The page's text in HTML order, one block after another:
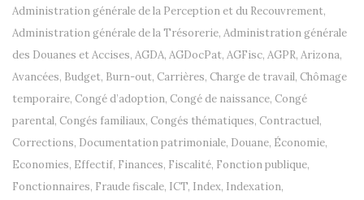
Administration générale de la Perception et du Recouvrement,
Administration générale de la Trésorerie, Administration générale
des Douanes et Accises, AGDA, AGDocPat, AGFisc, AGPR, Arizona,
Avancées, Budget, Burn-out, Carrières, Charge de travail, Chômage
temporaire, Congé d’adoption, Congé de naissance, Congé
parental, Congés familiaux, Congés thématiques, Contractuel,
Corrections, Documentation patrimoniale, Douane, Économie,
Economies, Effectif, Finances, Fiscalité, Fonction publique,
Fonctionnaires, Fraude fiscale, ICT, Index, Indexation,